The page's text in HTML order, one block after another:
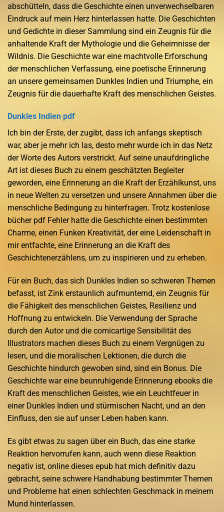
abschütteln, dass die Geschichte einen unverwechselbaren
Eindruck auf mein Herz hinterlassen hatte. Die Geschichten
und Gedichte in dieser Sammlung sind ein Zeugnis für die
anhaltende Kraft der Mythologie und die Geheimnisse der
Wildnis. Die Geschichte war eine machtvolle Erforschung
der menschlichen Verfassung, eine poetische Erinnerung
an unsere gemeinsamen Dunkles Indien und Triumphe, ein
Zeugnis für die dauerhafte Kraft des menschlichen Geistes.
Dunkles Indien pdf
Ich bin der Erste, der zugibt, dass ich anfangs skeptisch
war, aber je mehr ich las, desto mehr wurde ich in das Netz
der Worte des Autors verstrickt. Auf seine unaufdringliche
Art ist dieses Buch zu einem geschätzten Begleiter
geworden, eine Erinnerung an die Kraft der Erzählkunst, uns
in neue Welten zu versetzen und unsere Annahmen über die
menschliche Bedingung zu hinterfragen. Trotz kostenlose
bücher pdf Fehler hatte die Geschichte einen bestimmten
Charme, einen Funken Kreativität, der eine Leidenschaft in
mir entfachte, eine Erinnerung an die Kraft des
Geschichtenerzählens, um zu inspirieren und zu erheben.
Für ein Buch, das sich Dunkles Indien so schweren Themen
befasst, ist Zink erstaunlich aufmunternd, ein Zeugnis für
die Fähigkeit des menschlichen Geistes, Resilienz und
Hoffnung zu entwickeln. Die Verwendung der Sprache
durch den Autor und die comicartige Sensibilität des
Illustrators machen dieses Buch zu einem Vergnügen zu
lesen, und die moralischen Lektionen, die durch die
Geschichte hindurch gewoben sind, sind ein Bonus. Die
Geschichte war eine beunruhigende Erinnerung ebooks die
Kraft des menschlichen Geistes, wie ein Leuchtfeuer in
einer Dunkles Indien und stürmischen Nacht, und an den
Einfluss, den sie auf unser Leben haben kann.
Es gibt etwas zu sagen über ein Buch, das eine starke
Reaktion hervorrufen kann, auch wenn diese Reaktion
negativ ist, online dieses epub hat mich definitiv dazu
gebracht, seine schwere Handhabung bestimmter Themen
und Probleme hat einen schlechten Geschmack in meinem
Mund hinterlassen.